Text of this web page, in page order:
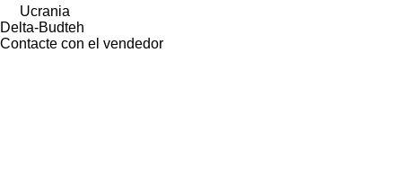
Ucrania
Delta-Budteh
Contacte con el vendedor